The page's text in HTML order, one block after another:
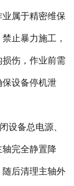
属于精密维保
止暴力施工，
伤，作业前需
设备停机泄
备总电源、
完全静置降
后清理主轴外